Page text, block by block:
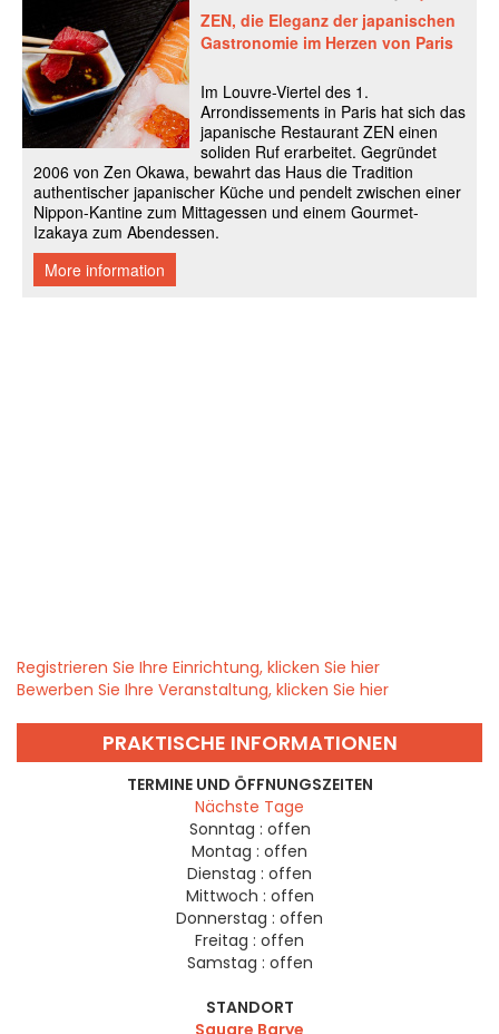
Registrieren Sie Ihre Einrichtung, klicken Sie hier
Bewerben Sie Ihre Veranstaltung, klicken Sie hier
PRAKTISCHE INFORMATIONEN
TERMINE UND ÖFFNUNGSZEITEN
Nächste Tage
Sonntag : offen
Montag : offen
Dienstag : offen
Mittwoch : offen
Donnerstag : offen
Freitag : offen
Samstag : offen
STANDORT